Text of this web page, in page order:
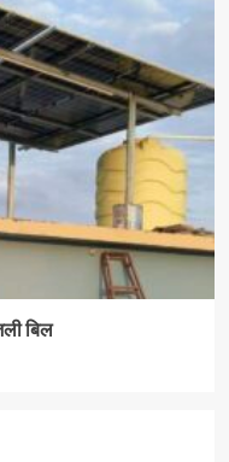
बिल